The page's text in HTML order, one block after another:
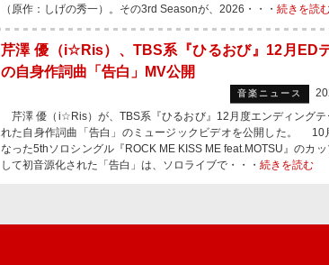
（原作：しげの秀一）。その3rd Seasonが、2026・・・ 続きを読
芹澤 優（i☆Ris）、TBS系『ひるおび』12月ED
の自身作詞曲「告白」MV公開
音楽ニュース
芹澤 優（i☆Ris）が、TBS系『ひるおび』12月度エンディングテ
れた自身作詞曲「告白」のミュージックビデオを公開した。 10
なった5thソロシングル『ROCK ME KISS ME feat.MOTSU』のカッ
して初音源化された「告白」は、ソロライブで・・・ 続きを読む